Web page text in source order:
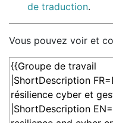
de traduction.
Vous pouvez voir et